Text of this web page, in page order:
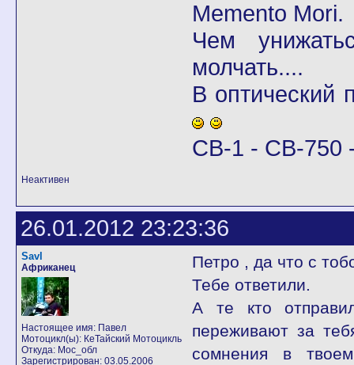
Memento Mori.
Чем
молчать....
В
CB-1 - CB-750
Неактивен
26.01.2012 23:23:36
Savl
Африканец
Настоящее имя: Павел
Мотоцикл(ы): КеТайский Мотоцикль
Откуда: Мос_обл
Зарегистрирован: 03.05.2006
Петро , да что с
Тебе ответили.
А те кто
переживают за
сомнения в